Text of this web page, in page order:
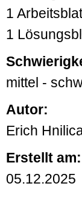
1
1
mittel -
Autor:
Erich
Erstellt am:
05.12.2025